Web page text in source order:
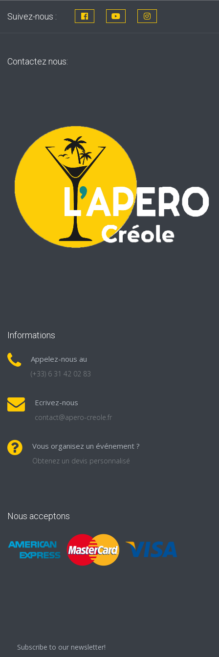
Suivez-nous :
Contactez nous:
Informations
Appelez-nous au
(+33) 6 31 42 02 83
Ecrivez-nous
contact@apero-creole.fr
Vous organisez un événement ?
Obtenez un devis personnalisé
Nous acceptons
Subscribe to our newsletter!